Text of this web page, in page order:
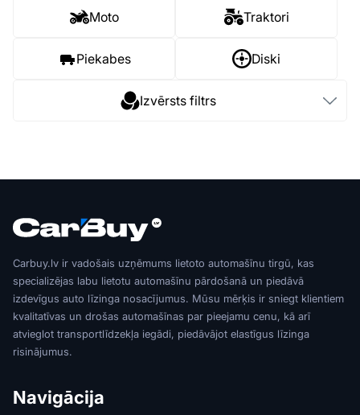
Moto Traktori
Piekabes Diski
Izvērsts filtrs
Carbuy.lv ir vadošais uzņēmums lietoto automašīnu tirgū, kas
specializējas labu lietotu automašīnu pārdošanā un piedāvā
izdevīgus auto līzinga nosacījumus. Mūsu mērķis ir sniegt klientiem
kvalitatīvas un drošas automašīnas par pieejamu cenu, kā arī
atvieglot transportlīdzekļa iegādi, piedāvājot elastīgus līzinga
risinājumus.
Navigācija